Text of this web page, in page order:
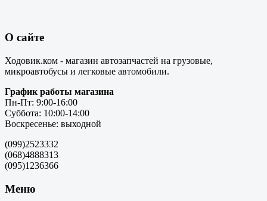
О сайте
Ходовик.ком - магазин автозапчастей на грузовые,
микроавтобусы и легковые автомобили.
График работы магазина
Пн-Пт: 9:00-16:00
Суббота: 10:00-14:00
Воскресенье: выходной
(099)2523332
(068)4888313
(095)1236366
Меню